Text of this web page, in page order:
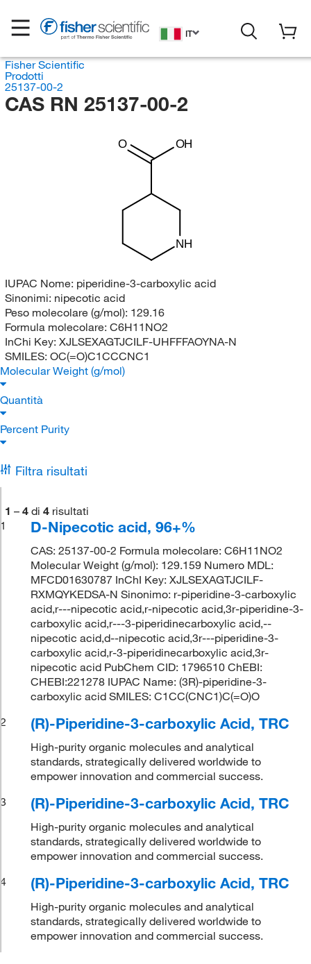
IT
Fisher Scientific
Prodotti
25137-00-2
CAS RN 25137-00-2
NH
O OH
IUPAC Nome: piperidine-3-carboxylic acid
Sinonimi: nipecotic acid
Peso molecolare (g/mol): 129.16
Formula molecolare: C6H11NO2
InChi Key: XJLSEXAGTJCILF-UHFFFAOYNA-N
SMILES: OC(=O)C1CCCNC1
Molecular Weight (g/mol)
Quantità
Percent Purity
Filtra risultati
1 – 4 di 4 risultati
1
D-Nipecotic acid, 96+%
CAS: 25137-00-2 Formula molecolare: C6H11NO2
Molecular Weight (g/mol): 129.159 Numero MDL:
MFCD01630787 InChI Key: XJLSEXAGTJCILF-
RXMQYKEDSA-N Sinonimo: r-piperidine-3-carboxylic
acid,r---nipecotic acid,r-nipecotic acid,3r-piperidine-3-
carboxylic acid,r---3-piperidinecarboxylic acid,--
nipecotic acid,d--nipecotic acid,3r---piperidine-3-
carboxylic acid,r-3-piperidinecarboxylic acid,3r-
nipecotic acid PubChem CID: 1796510 ChEBI:
CHEBI:221278 IUPAC Name: (3R)-piperidine-3-
carboxylic acid SMILES: C1CC(CNC1)C(=O)O
2
(R)-Piperidine-3-carboxylic Acid, TRC
High-purity organic molecules and analytical
standards, strategically delivered worldwide to
empower innovation and commercial success.
3
(R)-Piperidine-3-carboxylic Acid, TRC
High-purity organic molecules and analytical
standards, strategically delivered worldwide to
empower innovation and commercial success.
4
(R)-Piperidine-3-carboxylic Acid, TRC
High-purity organic molecules and analytical
standards, strategically delivered worldwide to
empower innovation and commercial success.